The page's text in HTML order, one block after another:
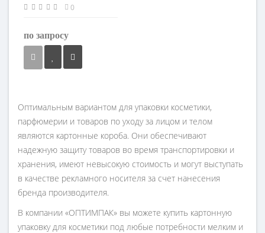
0
по запросу
Оптимальным вариантом для упаковки косметики,
парфюмерии и товаров по уходу за лицом и телом
являются картонные короба. Они обеспечивают
надежную защиту товаров во время транспортировки и
хранения, имеют невысокую стоимость и могут выступать
в качестве рекламного носителя за счет нанесения
бренда производителя.
В компании «ОПТИМПАК» вы можете купить картонную
упаковку для косметики под любые потребности мелким и